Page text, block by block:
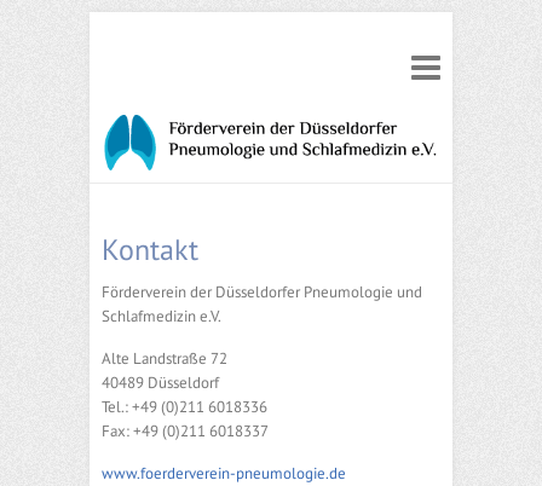
Kontakt
Förderverein der Düsseldorfer Pneumologie und
Schlafmedizin e.V.
Alte Landstraße 72
40489 Düsseldorf
Tel.: +49 (0)211 6018336
Fax: +49 (0)211 6018337
www.foerderverein-pneumologie.de